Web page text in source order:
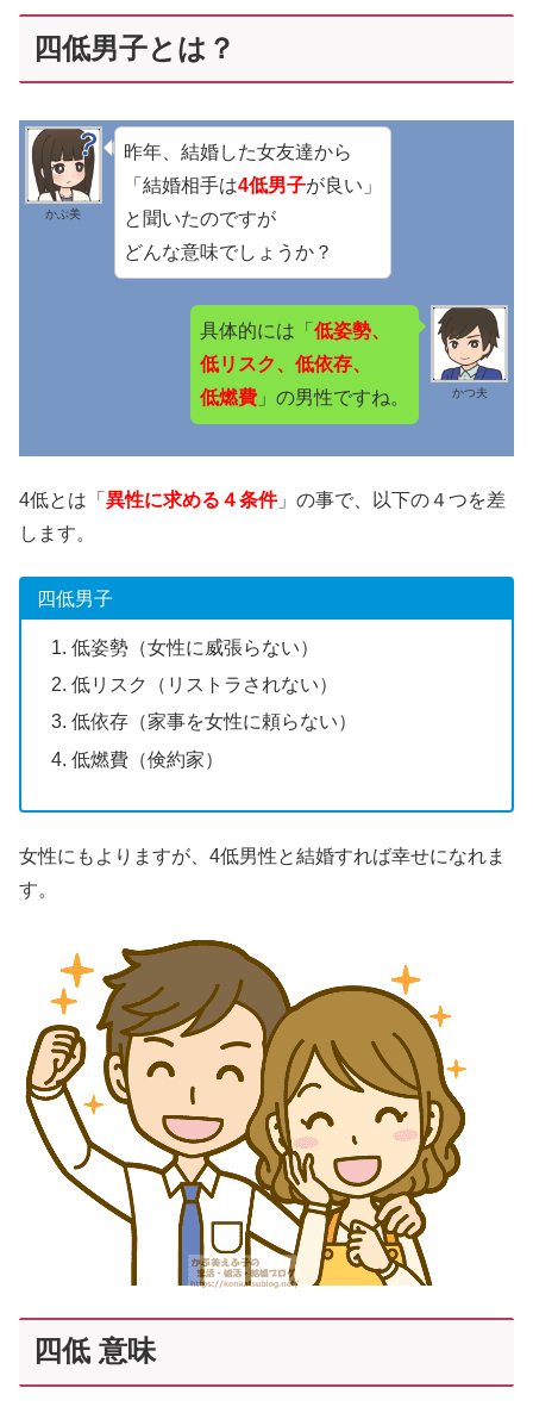
四低男子とは？
かぶ美
昨年、結婚した女友達から
「結婚相手は4低男子が良い」
と聞いたのですが
どんな意味でしょうか？
かつ夫
具体的には「低姿勢、
低リスク、低依存、
低燃費 」の男性ですね。
4低とは「 異性に求める４条件」の事で、以下の４つを差
します。
四低男子
低姿勢（女性に威張らない）
低リスク（リストラされない）
低依存（家事を女性に頼らない）
低燃費（倹約家）
女性にもよりますが、4低男性と結婚すれば幸せになれま
す。
四低 意味